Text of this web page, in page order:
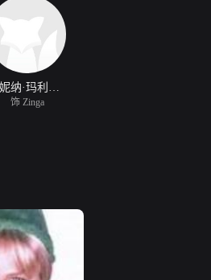
安妮纳·玛利亚·布拉格
饰 Zinga